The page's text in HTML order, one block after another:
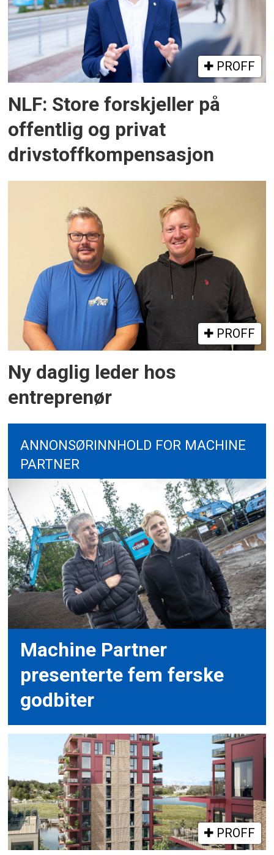
PROFF
NLF: Store forskjeller på
offentlig og privat
drivstoffkompensasjon
PROFF
Ny daglig leder hos
entreprenør
ANNONSØRINNHOLD FOR MACHINE
PARTNER
Machine Partner
presenterte fem ferske
godbiter
PROFF